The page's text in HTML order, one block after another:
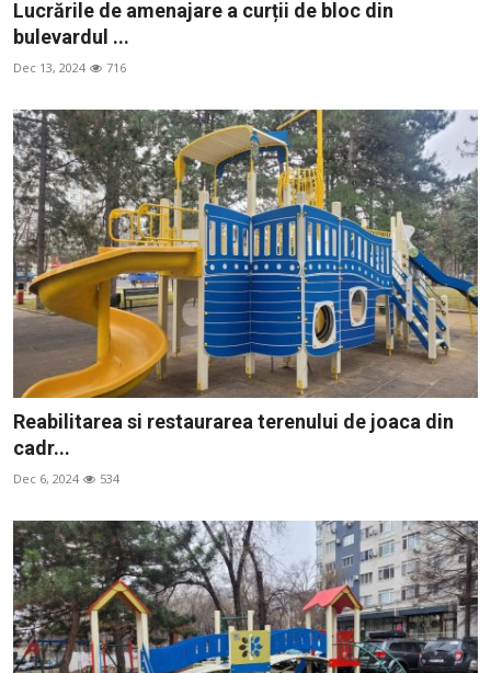
SERVICII
Sectorul Rîșcani
Căutați pe Internet
Lucrările de amenajare a curții de bloc din
bulevardul ...
Dec 13, 2024 716
Reabilitarea si restaurarea terenului de joaca din
cadr...
Dec 6, 2024 534